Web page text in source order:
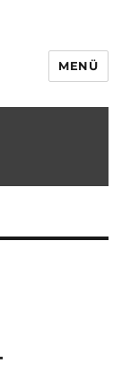
MENÜ